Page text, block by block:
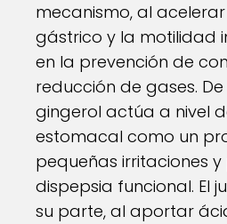
mecanismo, al
gástrico y la motilidad
en la prevención de
reducción de gases. De
gingerol actúa a nivel
estomacal como un
pequeñas irritaciones
dispepsia funcional. El
su parte, al aportar